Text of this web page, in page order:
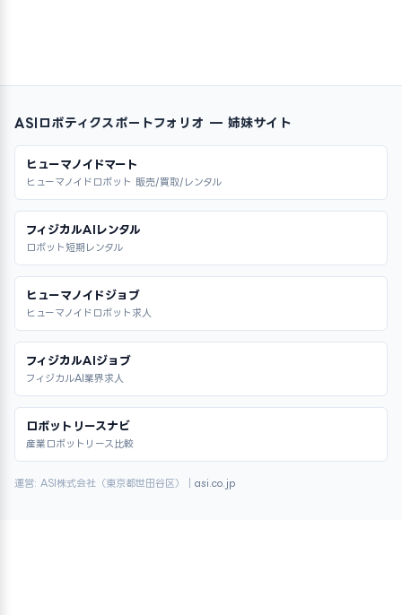
ASIロボティクスポートフォリオ — 姉妹サイト
ヒューマノイドマート
ヒューマノイドロボット 販売/買取/レンタル
フィジカルAIレンタル
ロボット短期レンタル
ヒューマノイドジョブ
ヒューマノイドロボット求人
フィジカルAIジョブ
フィジカルAI業界求人
ロボットリースナビ
産業ロボットリース比較
運営: ASI株式会社（東京都世田谷区）｜ asi.co.jp